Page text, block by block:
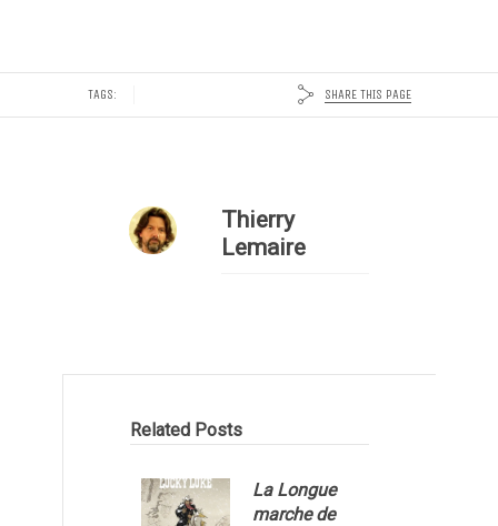
TAGS: SHARE THIS PAGE
Thierry
Lemaire
Related Posts
La Longue
marche de